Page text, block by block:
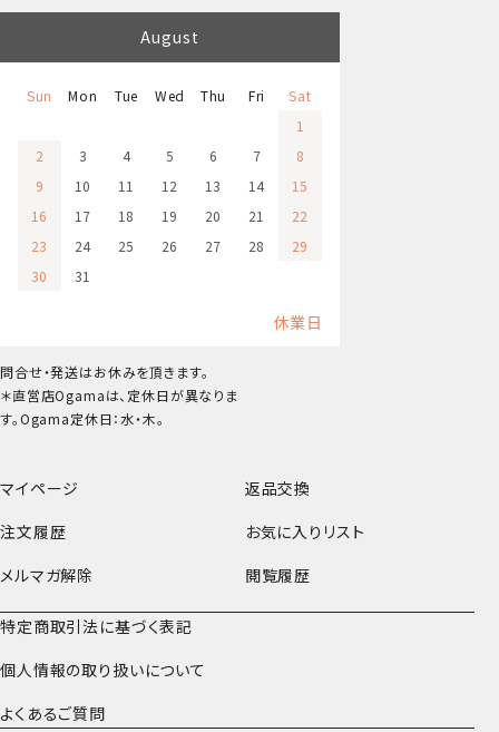
マイページ
返品交換
注文履歴
お気に入りリスト
メルマガ解除
閲覧履歴
特定商取引法に基づく表記
個人情報の取り扱いについて
よくあるご質問
August
Sun Mon Tue Wed Thu Fri
Sat
1
2
3 4 5 6 7
8
9
10 11 12 13 14
15
16
17 18 19 20 21
22
23
24 25 26 27 28
29
30
31
休業日
問合せ・発送はお休みを頂きます。
＊直営店Ogamaは、定休日が異なりま
す。Ogama定休日：水・木。